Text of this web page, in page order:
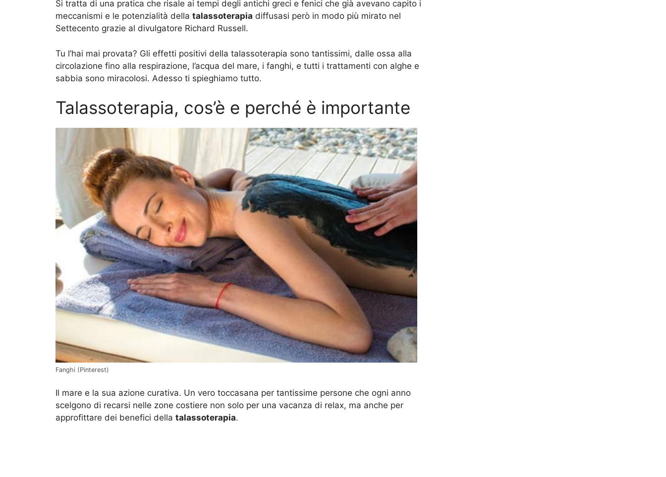
Si tratta di una pratica che risale ai tempi degli antichi greci e fenici che già avevano capito i
meccanismi e le potenzialità della talassoterapia diffusasi però in modo più mirato nel
Settecento grazie al divulgatore Richard Russell.
Tu l’hai mai provata? Gli effetti positivi della talassoterapia sono tantissimi, dalle ossa alla
circolazione fino alla respirazione, l’acqua del mare, i fanghi, e tutti i trattamenti con alghe e
sabbia sono miracolosi. Adesso ti spieghiamo tutto.
Talassoterapia, cos’è e perché è importante
Fanghi (Pinterest)
Il mare e la sua azione curativa. Un vero toccasana per tantissime persone che ogni anno
scelgono di recarsi nelle zone costiere non solo per una vacanza di relax, ma anche per
approfittare dei benefici della talassoterapia.